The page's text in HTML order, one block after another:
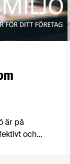
är på
och